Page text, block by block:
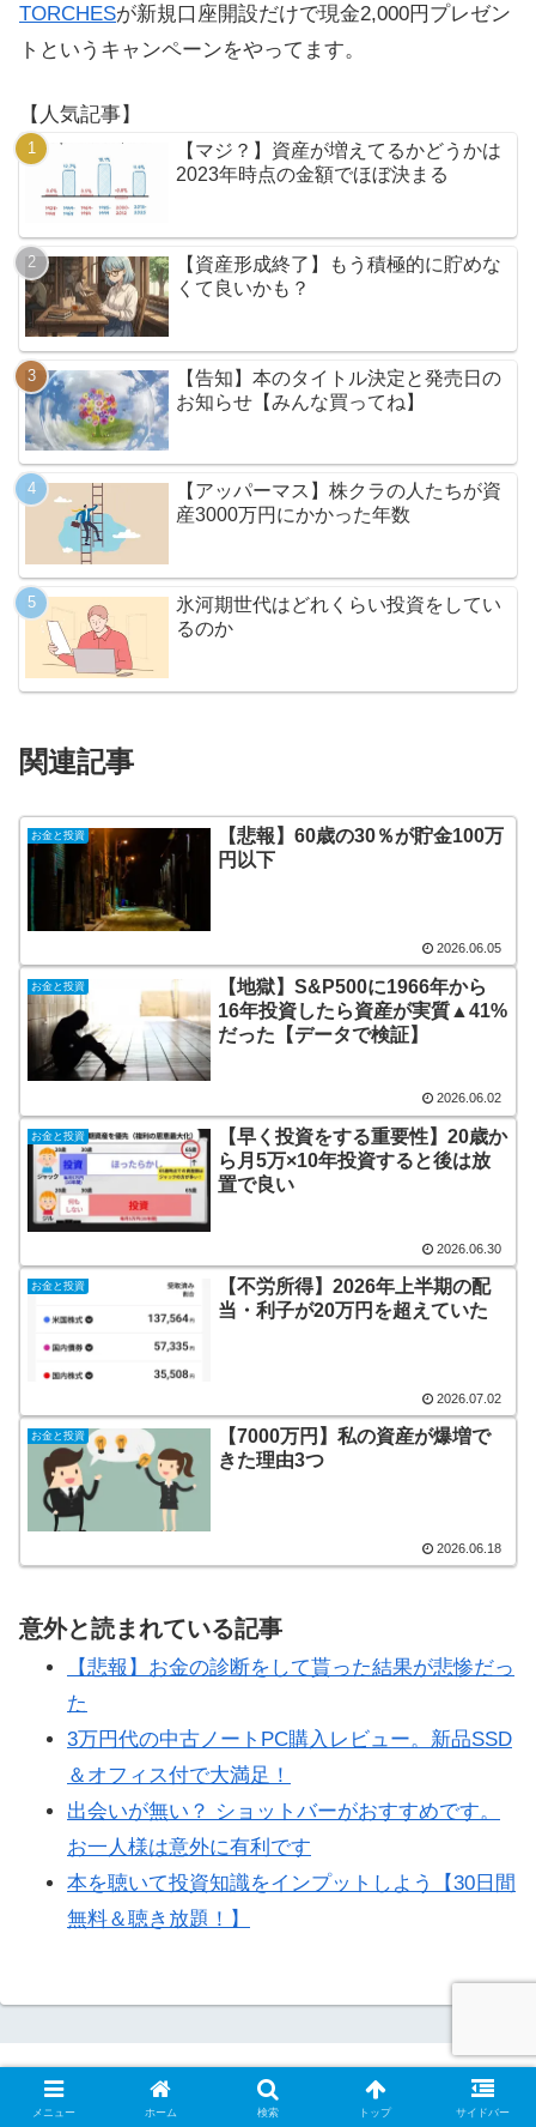
TORCHESが新規口座開設だけで現金2,000円プレゼン
トというキャンペーンをやってます。
【人気記事】
【マジ？】資産が増えてるかどうかは
2023年時点の金額でほぼ決まる
【資産形成終了】もう積極的に貯めな
くて良いかも？
【告知】本のタイトル決定と発売日の
お知らせ【みんな買ってね】
【アッパーマス】株クラの人たちが資
産3000万円にかかった年数
氷河期世代はどれくらい投資をしてい
るのか
関連記事
お金と投資
【悲報】60歳の30％が貯金100万
円以下
2026.06.05
お金と投資
【地獄】S&P500に1966年から
16年投資したら資産が実質▲41%
だった【データで検証】
2026.06.02
お金と投資
【早く投資をする重要性】20歳か
ら月5万×10年投資すると後は放
置で良い
2026.06.30
お金と投資
【不労所得】2026年上半期の配
当・利子が20万円を超えていた
2026.07.02
お金と投資
【7000万円】私の資産が爆増で
きた理由3つ
2026.06.18
意外と読まれている記事
【悲報】お金の診断をして貰った結果が悲惨だっ
た
3万円代の中古ノートPC購入レビュー。新品SSD
＆オフィス付で大満足！
出会いが無い？ ショットバーがおすすめです。
お一人様は意外に有利です
本を聴いて投資知識をインプットしよう【30日間
無料＆聴き放題！】
自己紹介 お問い合わせ
メニュー ホーム 検索 トップ サイドバー